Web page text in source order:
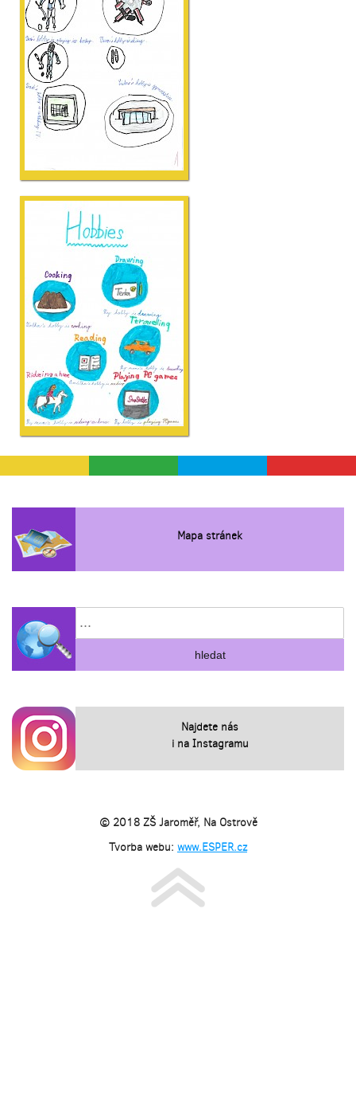
Mapa stránek
Najdete nás
i na Instagramu
© 2018 ZŠ Jaroměř, Na Ostrově
Tvorba webu: www.ESPER.cz